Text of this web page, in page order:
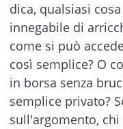
dica, qualsiasi
innegabile di
come si può
così semplice? O
in borsa senza
semplice privato?
sull'argomento,